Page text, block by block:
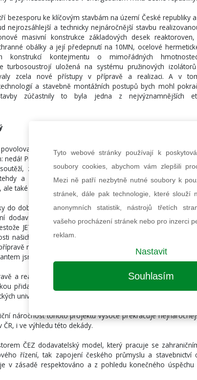
bezesporu ke klíčovým stavbám na území České republiky
nejrozsáhlejší a technicky nejnáročnější stavbu
masivní konstrukce základových desek reaktoroven,
obálky a její předepnutí na 10MN, ocelové
konstrukcí kontejmentu o mimořádných
turbosoustrojí uložená na systému pružinových
zcela nové přístupy v přípravě a realizaci. A v
a stavebně montážních postupů bych mohl
zúčastnily to byla jedna z nejvýznamnějších
procesy a přípravu výstavby JETE s dnešní situací
nedá! Prostě jiné postupy, legislativa, centrálně řízená
zakládaly i jiné přístupy. To, co ale je společné
a dnes je technická a inženýrská erudovanost lidí,
také odpovědnosti a budou chtít bloky postavit!
do doby, kdy jsme byli ve Vodních stavbách Praha
dodavatel stavební části, tak první, co jsme udělali, byla
JETE a JEDU jsou výkonově a stavebně technickým
našich kolegů z Dukovan měly pro nás cenu zlata.
realizace, náročnou logistiku projektu organizace
jsme je dokázali promítnout efektivně do přípravy
a realizaci Nového jaderného zdroje (NJZ) Dukovany je
přidanou hodnotou pro čs. průmysl a čs. stavebnictví v
univerzit a vědecko-výzkumné základny ČR.
náročnost tohoto projektu vysoce překračuje
i ve výhledu této dekády.
ČEZ dodavatelský model, který pracuje se
řízení, tak zapojení českého průmyslu a stavebnictví
v zásadě respektováno a z pohledu konečného
Tyto webové stránky používají k
soubory cookies, abychom vám zlepšili
Mezi ně patří nezbytně nutné soubory k
stránek, dále pak technologie, které slouží
anonymních statistik, nástrojů třetích
vašeho procházení stránek nebo pro inzerci
reklam.
Nastavit
Souhlasím